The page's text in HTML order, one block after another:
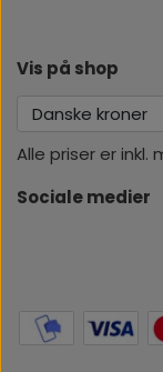
Vis på shop
Alle priser er inkl.
Sociale medier